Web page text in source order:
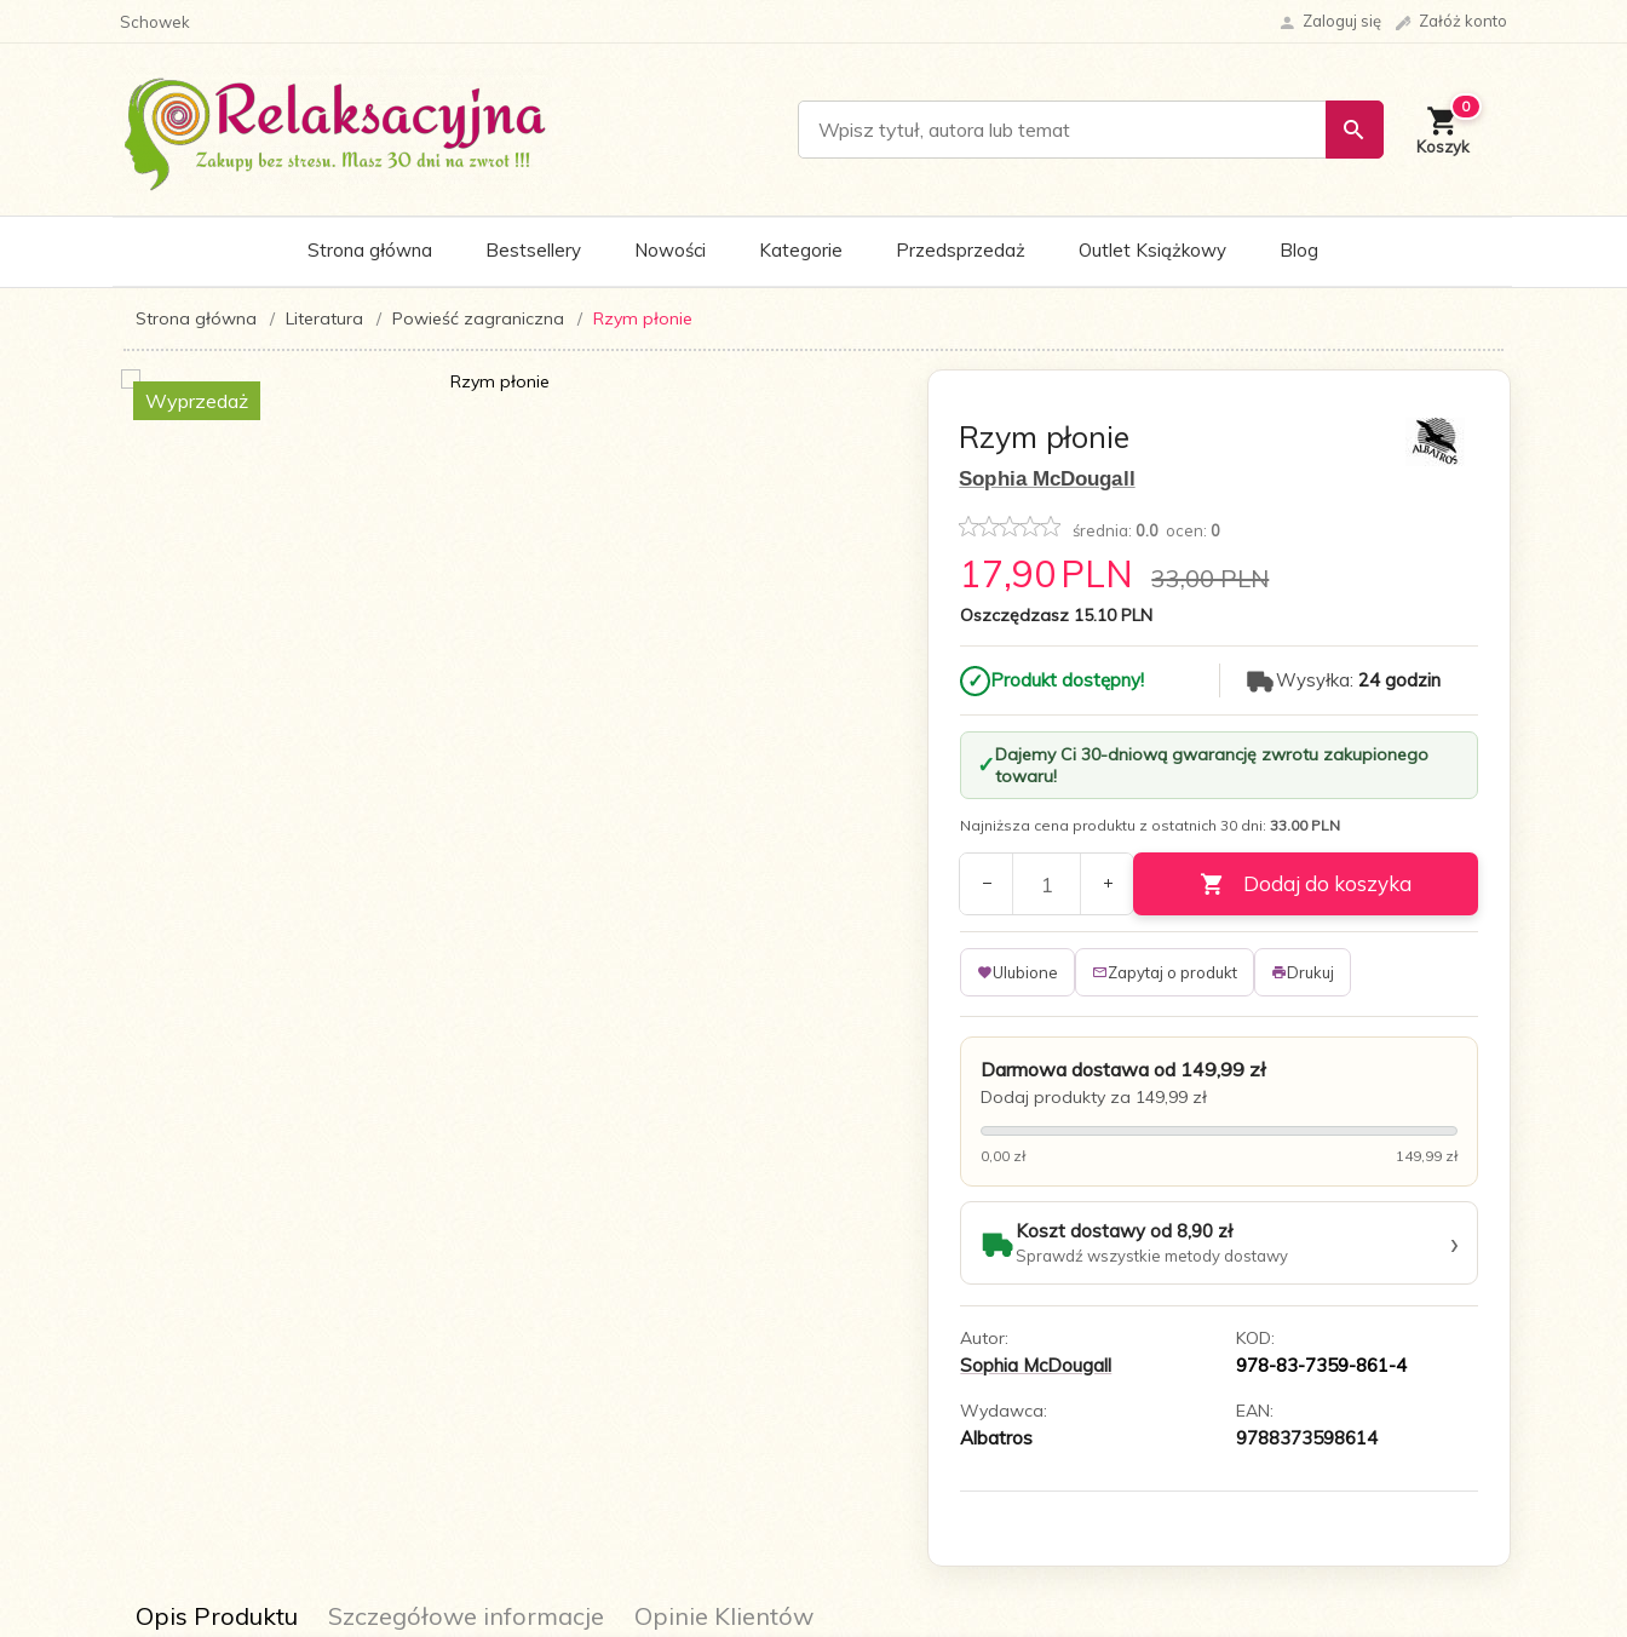
Schowek Zaloguj się Załóż konto
0
Strona główna Bestsellery Nowości Kategorie Przedsprzedaż Outlet Książkowy Blog
Strona główna Literatura Powieść zagraniczna Rzym płonie
Wyprzedaż
Rzym płonie
Sophia McDougall
średnia: 0.0 ocen: 0
17,90 PLN 33,00 PLN
Oszczędzasz 15.10 PLN
✓ Produkt dostępny! Wysyłka: 24 godzin
Dajemy Ci 30-dniową gwarancję zwrotu zakupionego
towaru!
Najniższa cena produktu z ostatnich 30 dni:33.00 PLN
Dodaj do koszyka
Ulubione Zapytaj o produkt Drukuj
Darmowa dostawa od 149,99 zł
Dodaj produkty za 149,99 zł
0,00 zł 149,99 zł
Koszt dostawy od 8,90 zł
Sprawdź wszystkie metody dostawy ›
KOD:
978-83-7359-861-4
Autor:
Sophia McDougall
EAN:
9788373598614
Wydawca:
Albatros
Opis Produktu Szczegółowe informacje Opinie Klientów